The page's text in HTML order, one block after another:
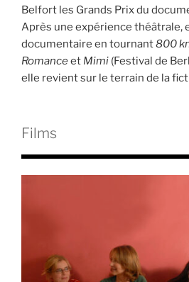
Belfort les Grands Prix du
Après une expérience théâtrale,
documentaire en tournant800
Romanceet Mimi (Festival de
elle revient sur le terrain de la
Films